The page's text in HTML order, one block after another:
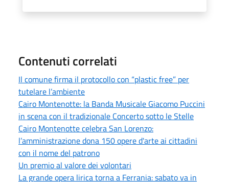
Contenuti correlati
Il comune firma il protocollo con “plastic free” per
tutelare l’ambiente
Cairo Montenotte: la Banda Musicale Giacomo Puccini
in scena con il tradizionale Concerto sotto le Stelle
Cairo Montenotte celebra San Lorenzo:
l’amministrazione dona 150 opere d'arte ai cittadini
con il nome del patrono
Un premio al valore dei volontari
La grande opera lirica torna a Ferrania: sabato va in